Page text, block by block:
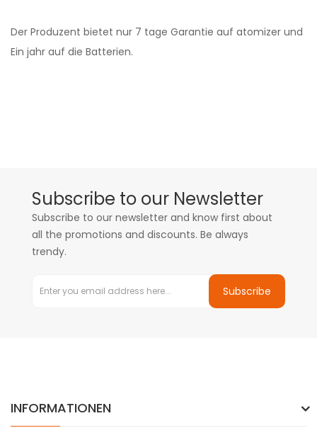
Der Produzent bietet nur 7 tage Garantie auf atomizer und
Ein jahr auf die Batterien.
Subscribe to our Newsletter
Subscribe to our newsletter and know first about
all the promotions and discounts. Be always
trendy.
Subscribe
INFORMATIONEN